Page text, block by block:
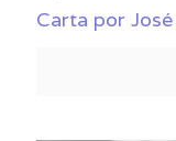
Carta por